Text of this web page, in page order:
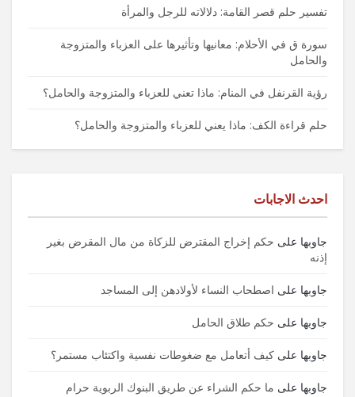
تفسير حلم قصر القامة: دلالاته للرجل والمرأة
سورة ق في الأحلام: معانيها وتأثيرها على العزباء والمتزوجة
والحامل
رؤية القرنفل في المنام: ماذا تعني للعزباء والمتزوجة والحامل؟
حلم قراءة الكف: ماذا يعني للعزباء والمتزوجة والحامل؟
احدث الاجابات
جاوبها على حكم إخراج المقترض للزكاة من مال المقرض بغير
إذنه
جاوبها على اصطحاب النساء لأولادهن إلى المساجد
جاوبها على حكم طلاق الحامل
جاوبها على كيف أتعامل مع ضغوطات نفسية واكتئاب مستمر؟
جاوبها على ما حكم الشراء عن طريق البنوك الربوية حرام